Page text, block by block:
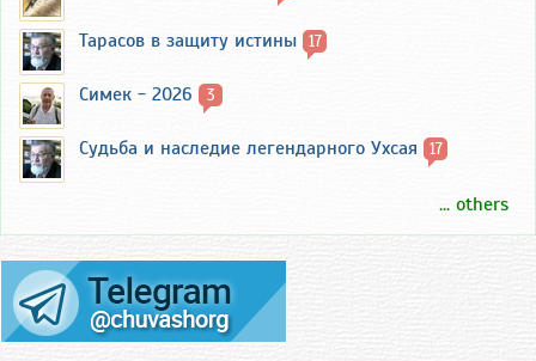
Тарасов в защиту истины 17
Симек - 2026 3
Судьба и наследие легендарного Ухсая 17
... others